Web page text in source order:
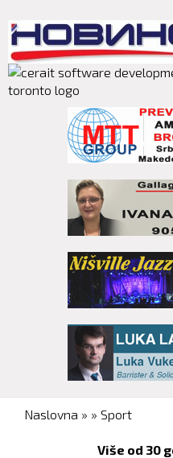
main
content
You are here
Naslovna » » Sport
Više od 30